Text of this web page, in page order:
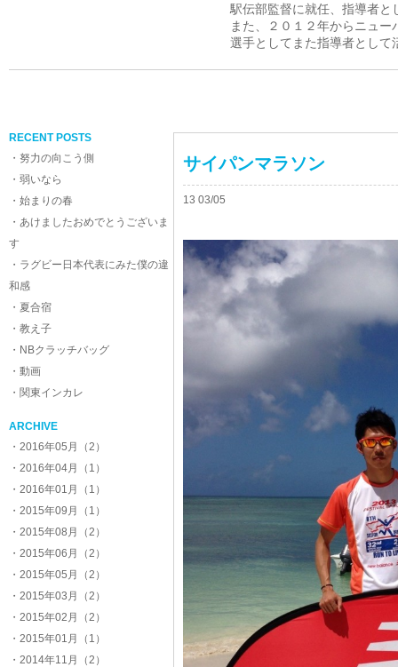
駅伝部監督に就任、指導者と
また、２０１２年からニュ
選手としてまた指導者として
RECENT POSTS
・努力の向こう側
・弱いなら
・始まりの春
・あけましたおめでとうございま
す
・ラグビー日本代表にみた僕の違
和感
・夏合宿
・教え子
・NBクラッチバッグ
・動画
・関東インカレ
ARCHIVE
・2016年05月（2）
・2016年04月（1）
・2016年01月（1）
・2015年09月（1）
・2015年08月（2）
・2015年06月（2）
・2015年05月（2）
・2015年03月（2）
・2015年02月（2）
・2015年01月（1）
・2014年11月（2）
サイパンマラソン
13 03/05